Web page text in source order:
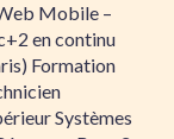
Mobile –
en continu
Formation
Systèmes